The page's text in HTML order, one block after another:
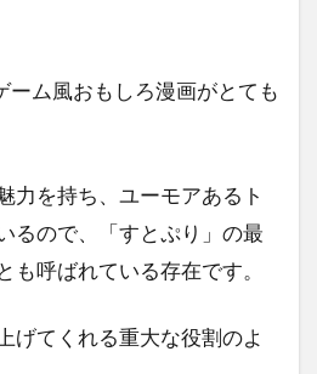
ーム風おもしろ漫画がとても
力を持ち、ユーモアあるト
るので、「すとぷり」の最
も呼ばれている存在です。
げてくれる重大な役割のよ